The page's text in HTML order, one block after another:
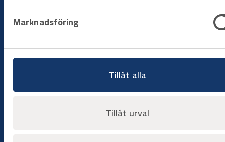
Marknadsföring
Tillåt alla
Tillåt urval
Starta processen genom att skicka in din
tidsperiod och leveransplats så tar vi snabbt fram ett tydligt
förslag med tillgänglighet och villkor. Vill du ha guide för vilka
produkter som kan behövas går vi tillsammans igenom dina
behov och hittar rätt verktyg för dig.